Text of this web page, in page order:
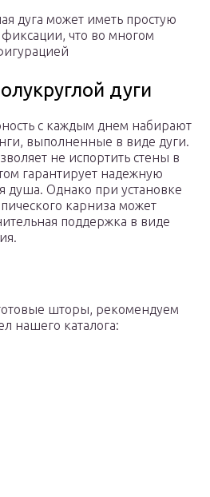
дуга может иметь простую
что во многом
дуги
с каждым днем набирают
выполненные в виде дуги.
не испортить стены в
гарантирует надежную
Однако при установке
карниза может
поддержка в виде
шторы, рекомендуем
нашего каталога: